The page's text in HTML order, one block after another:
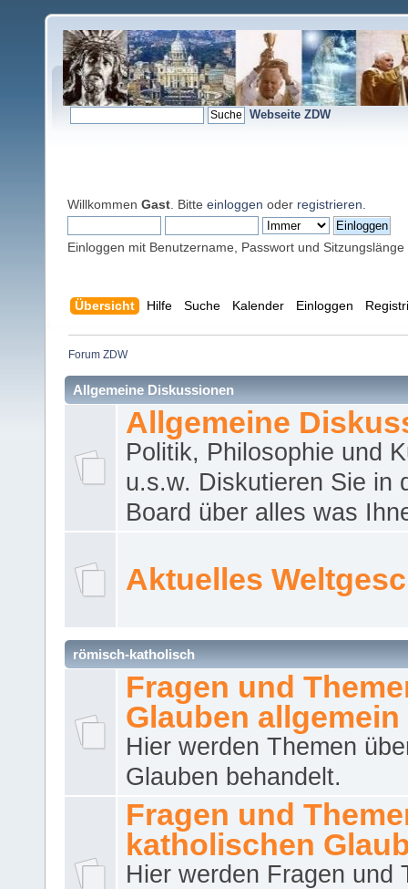
Webseite ZDW
Willkommen Gast . Bitte einloggen oder registrieren
Einloggen mit Benutzername, Passwort und Sitzungslänge
Übersicht Hilfe Suche Kalender Einloggen
Forum ZDW
Allgemeine Diskussionen
Allgemeine
Politik, Philosophie und
u.s.w. Diskutieren Sie in
Board über alles was
Aktuelles
römisch-katholisch
Fragen und
Glauben allgemein
Hier werden Themen
Glauben behandelt.
Fragen und
katholischen
Hier werden Fragen und